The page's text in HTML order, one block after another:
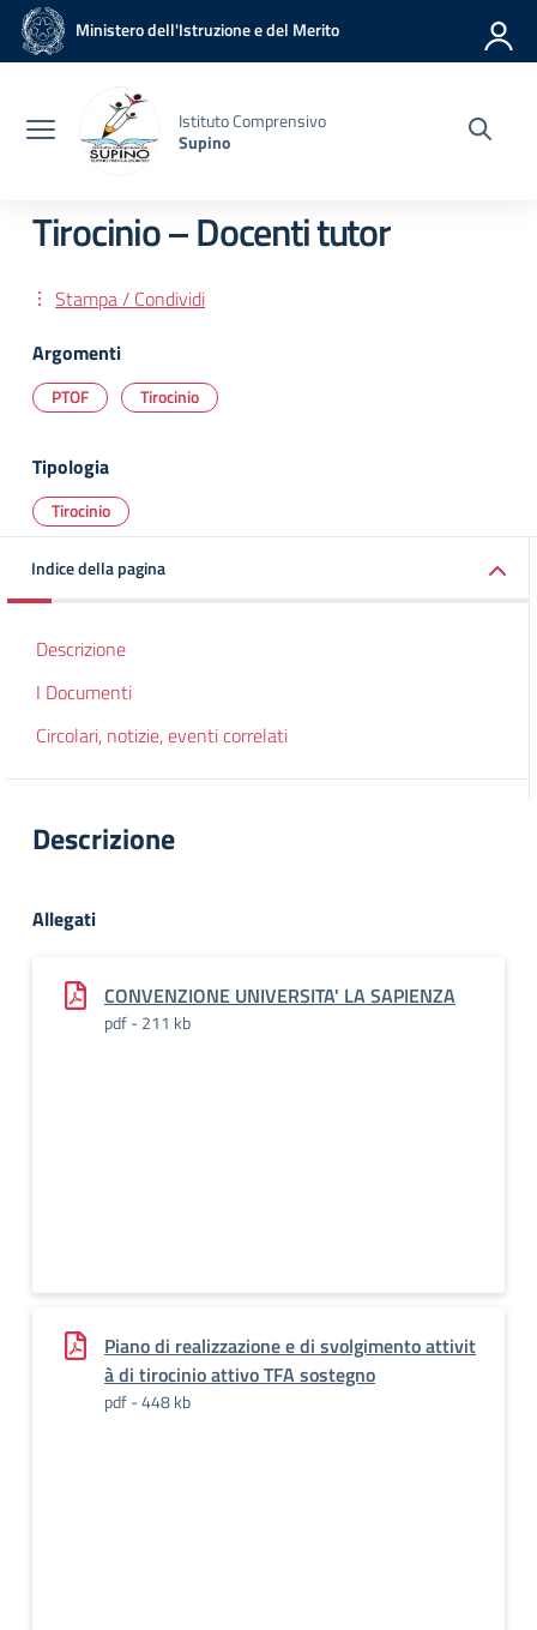
Vai ai contenuti
Vai al menu di navigazione
Vai al footer
Ministero dell'Istruzione e del Merito
Istituto Comprensivo
Supino
Tirocinio – Docenti tutor
Stampa / Condividi
Argomenti
PTOF Tirocinio
Tipologia
Tirocinio
Indice della pagina
Descrizione
I Documenti
Circolari, notizie, eventi correlati
Descrizione
Allegati
CONVENZIONE UNIVERSITA' LA SAPIENZA
pdf - 211 kb
Piano di realizzazione e di svolgimento attivit
à di tirocinio attivo TFA sostegno
pdf - 448 kb